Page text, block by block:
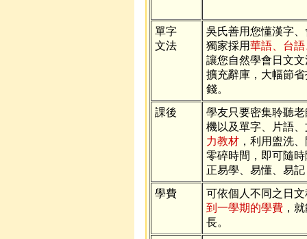
單字
文法
吳氏善用您懂漢字
獨家採用華語、台
讓您自然學會日文
擴充辭庫，大幅節
錢。
課後
學友只要密集聆聽
機以及單字、片語
力教材 ，利用盥洗
零碎時間，即可隨
正易學、易懂、易記
學費
可依個人不同之日
到一學期的學費 ，
長。